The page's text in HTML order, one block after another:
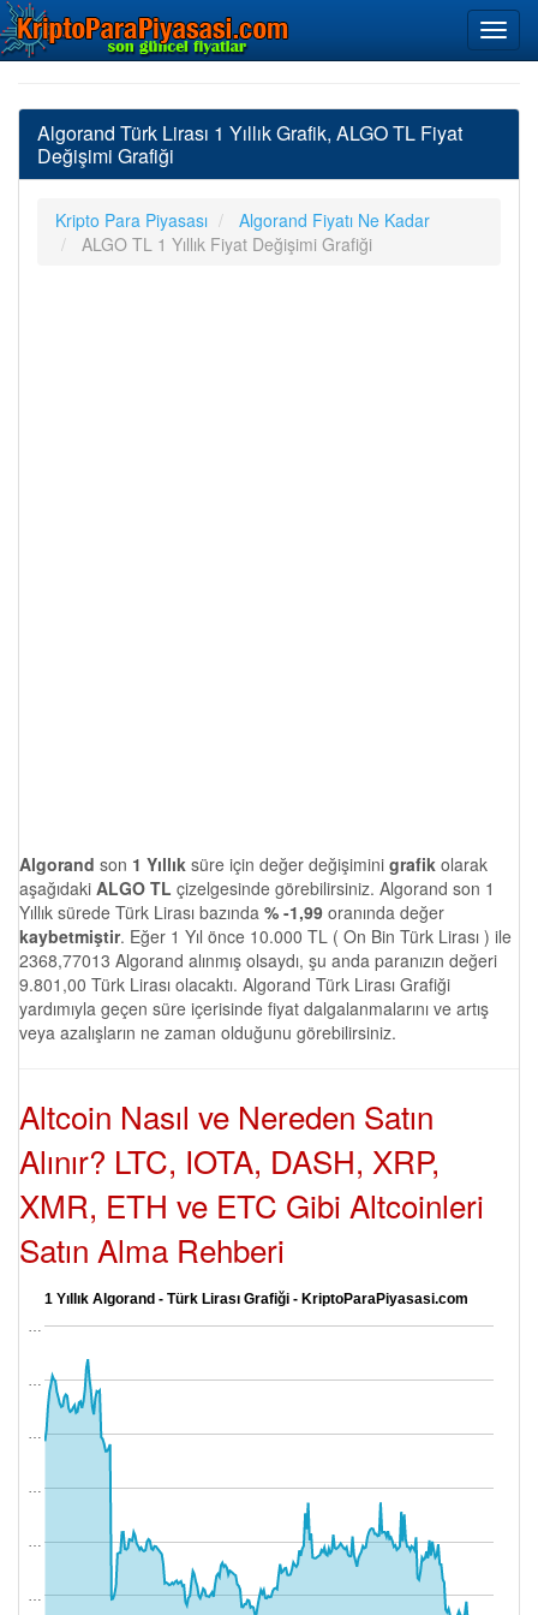
Algorand Türk Lirası 1 Yıllık Grafik, ALGO TL Fiyat
Değişimi Grafiği
Kripto Para Piyasası
Algorand Fiyatı Ne Kadar
ALGO TL 1 Yıllık Fiyat Değişimi Grafiği
Algorand son 1 Yıllık süre için değer değişimini grafik olarak
aşağıdaki ALGO TL çizelgesinde görebilirsiniz. Algorand son 1
Yıllık sürede Türk Lirası bazında % -1,99 oranında değer
kaybetmiştir. Eğer 1 Yıl önce 10.000 TL ( On Bin Türk Lirası ) ile
2368,77013 Algorand alınmış olsaydı, şu anda paranızın değeri
9.801,00 Türk Lirası olacaktı. Algorand Türk Lirası Grafiği
yardımıyla geçen süre içerisinde fiyat dalgalanmalarını ve artış
veya azalışların ne zaman olduğunu görebilirsiniz.
Altcoin Nasıl ve Nereden Satın
Alınır? LTC, IOTA, DASH, XRP,
XMR, ETH ve ETC Gibi Altcoinleri
Satın Alma Rehberi
1 Yıllık Algorand - Türk Lirası Grafiği - KriptoParaPiyasasi.com
…
…
…
…